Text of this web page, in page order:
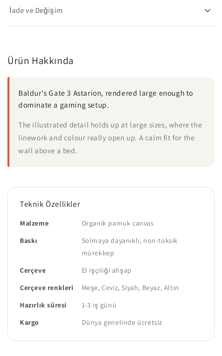
İade ve Değişim
Ürün Hakkında
Baldur's Gate 3 Astarion, rendered large enough to
dominate a gaming setup.
The illustrated detail holds up at large sizes, where the
linework and colour really open up. A calm fit for the
wall above a bed.
Teknik Özellikler
Malzeme
Organik pamuk canvas
Baskı
Solmaya dayanıklı, non-toksik
mürekkep
Çerçeve
El işçiliği ahşap
Çerçeve renkleri
Meşe, Ceviz, Siyah, Beyaz, Altın
Hazırlık süresi
1-3 iş günü
Kargo
Dünya genelinde ücretsiz